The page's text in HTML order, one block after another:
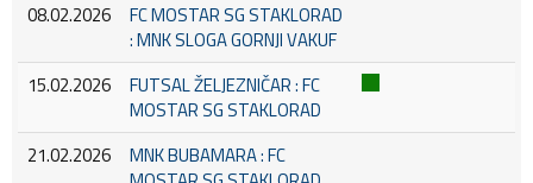
08.02.2026
FC MOSTAR SG STAKLORAD
: MNK SLOGA GORNJI VAKUF
15.02.2026
FUTSAL ŽELJEZNIČAR : FC
MOSTAR SG STAKLORAD
21.02.2026
MNK BUBAMARA : FC